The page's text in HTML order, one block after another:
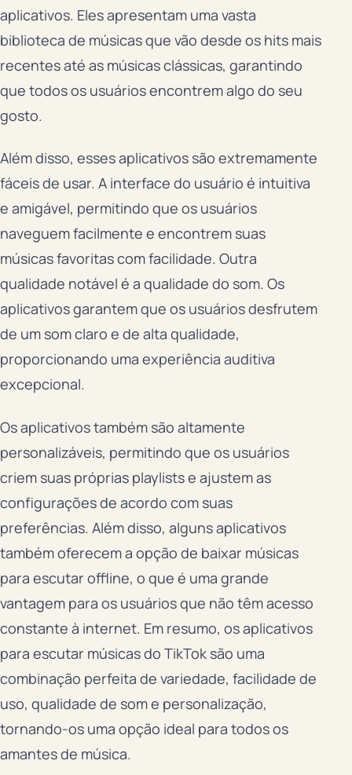
aplicativos. Eles apresentam uma vasta
biblioteca de músicas que vão desde os hits mais
recentes até as músicas clássicas, garantindo
que todos os usuários encontrem algo do seu
gosto.
Além disso, esses aplicativos são extremamente
fáceis de usar. A interface do usuário é intuitiva
e amigável, permitindo que os usuários
naveguem facilmente e encontrem suas
músicas favoritas com facilidade. Outra
qualidade notável é a qualidade do som. Os
aplicativos garantem que os usuários desfrutem
de um som claro e de alta qualidade,
proporcionando uma experiência auditiva
excepcional.
Os aplicativos também são altamente
personalizáveis, permitindo que os usuários
criem suas próprias playlists e ajustem as
configurações de acordo com suas
preferências. Além disso, alguns aplicativos
também oferecem a opção de baixar músicas
para escutar offline, o que é uma grande
vantagem para os usuários que não têm acesso
constante à internet. Em resumo, os aplicativos
para escutar músicas do TikTok são uma
combinação perfeita de variedade, facilidade de
uso, qualidade de som e personalização,
tornando-os uma opção ideal para todos os
amantes de música.